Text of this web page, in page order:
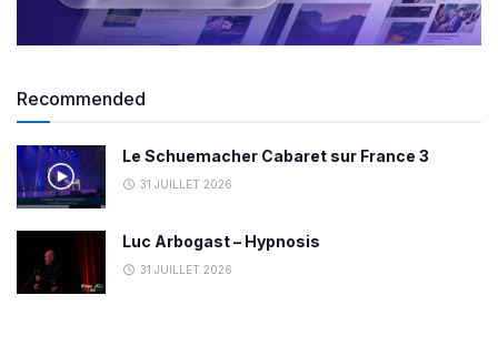
Recommended
Le Schuemacher Cabaret sur France 3
31 JUILLET 2026
Luc Arbogast – Hypnosis
31 JUILLET 2026